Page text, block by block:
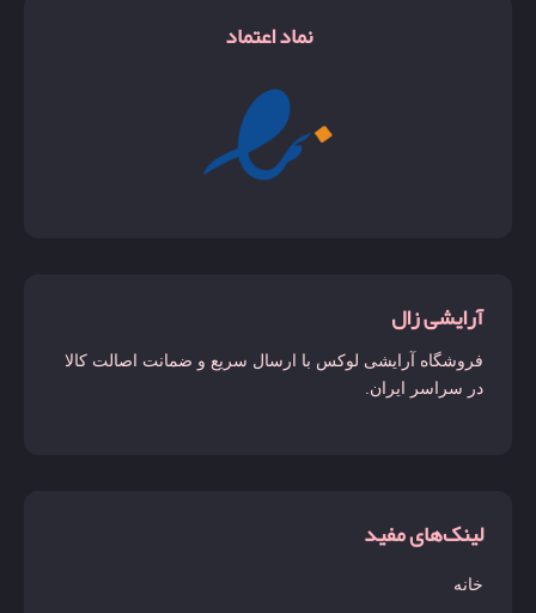
نماد اعتماد
آرایشی زال
فروشگاه آرایشی لوکس با ارسال سریع و ضمانت اصالت کالا
در سراسر ایران.
لینک‌های مفید
خانه